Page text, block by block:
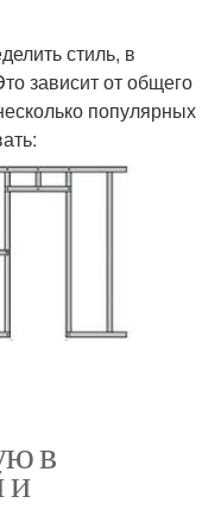
стиль, в
зависит от общего
популярных
в
и